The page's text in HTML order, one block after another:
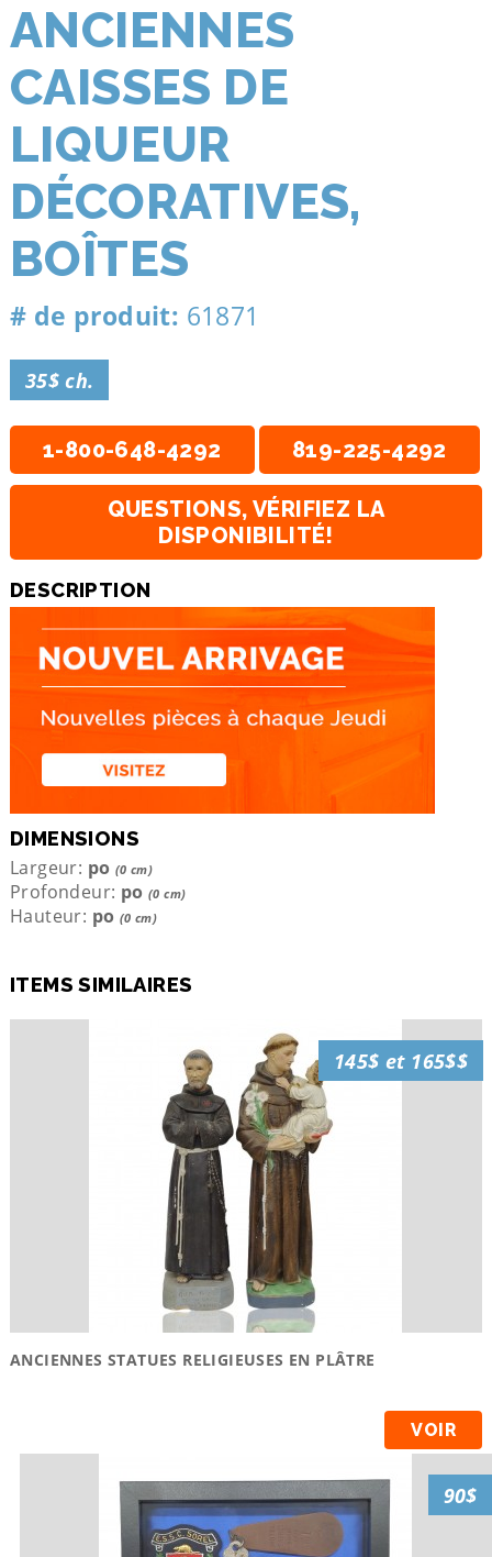
ANCIENNES
CAISSES DE
LIQUEUR
DÉCORATIVES,
BOÎTES
# de produit: 61871
35$ ch.
1-800-648-4292 819-225-4292
QUESTIONS, VÉRIFIEZ LA
DISPONIBILITÉ!
DESCRIPTION
DIMENSIONS
Largeur: po (0 cm)
Profondeur: po (0 cm)
Hauteur: po (0 cm)
ITEMS SIMILAIRES
ANCIENNES STATUES RELIGIEUSES EN PLÂTRE
VOIR
145$ et 165$$
90$